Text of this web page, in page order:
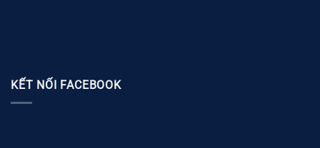
KẾT NỐI FACEBOOK